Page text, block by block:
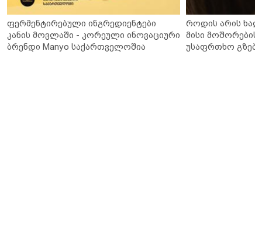
ფერმენტირებული ინგრედიენტები
კანის მოვლაში - კორეული ინოვაციური
ბრენდი Manyo საქართველოშია
როდის არის
მისი მოშორების
უსაფრთხო გზები